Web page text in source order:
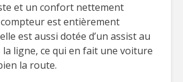
et un confort nettement
est entièrement
est aussi dotée d’un assist au
ligne, ce qui en fait une voiture
la route.